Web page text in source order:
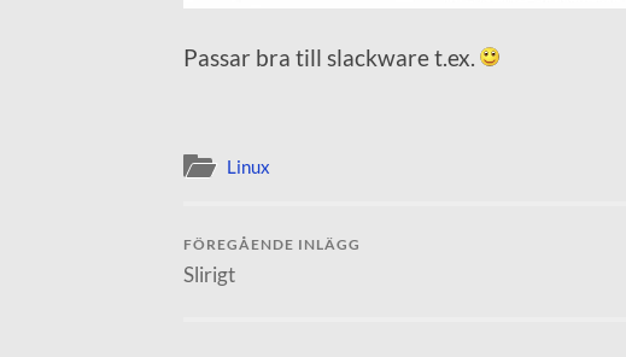
Passar bra till slackware t.ex.
Linux
FÖREGÅENDE INLÄGG
Slirigt